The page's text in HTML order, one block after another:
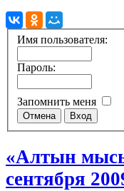
Имя пользователя:
Пароль:
Запомнить меня
«Алтын
сентября